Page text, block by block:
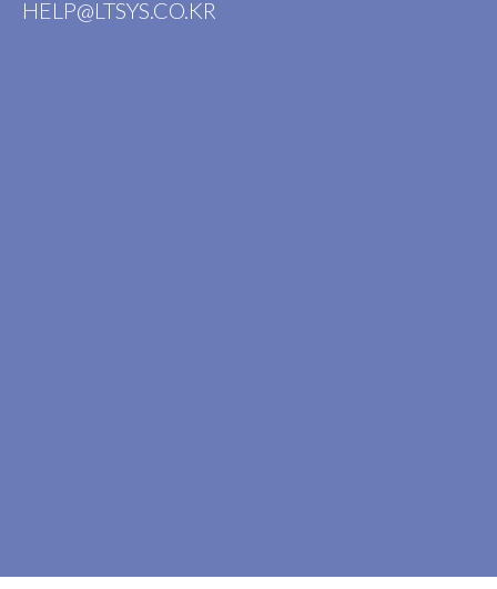
HELP@LTSYS.CO.KR